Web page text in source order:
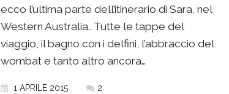
ecco l’ultima parte dell’itinerario di Sara, nel
Western Australia.. Tutte le tappe del
viaggio, il bagno con i delfini, l’abbraccio del
wombat e tanto altro ancora…
1 APRILE 2015 2